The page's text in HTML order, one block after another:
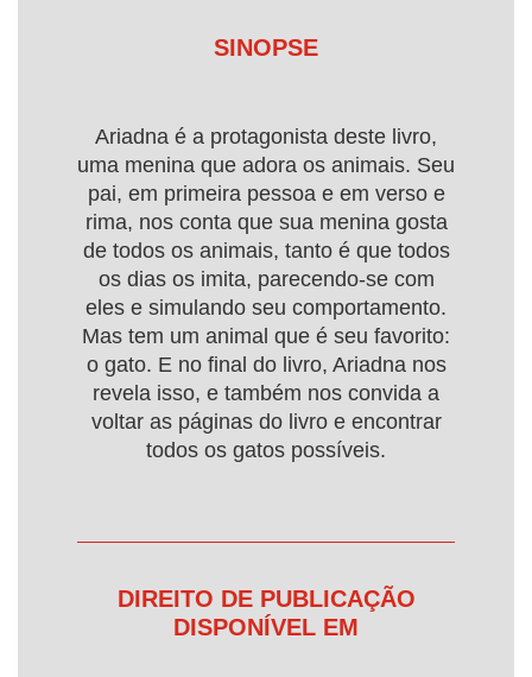
SINOPSE
Ariadna é a protagonista deste livro,
uma menina que adora os animais. Seu
pai, em primeira pessoa e em verso e
rima, nos conta que sua menina gosta
de todos os animais, tanto é que todos
os dias os imita, parecendo-se com
eles e simulando seu comportamento.
Mas tem um animal que é seu favorito:
o gato. E no final do livro, Ariadna nos
revela isso, e também nos convida a
voltar as páginas do livro e encontrar
todos os gatos possíveis.
DIREITO DE PUBLICAÇÃO
DISPONÍVEL EM